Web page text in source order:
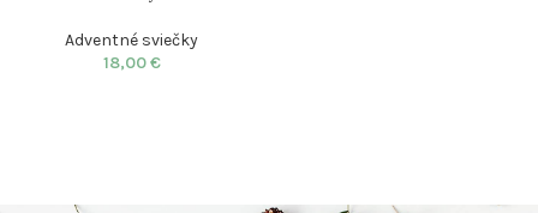
Adventné sviečky
18,00€